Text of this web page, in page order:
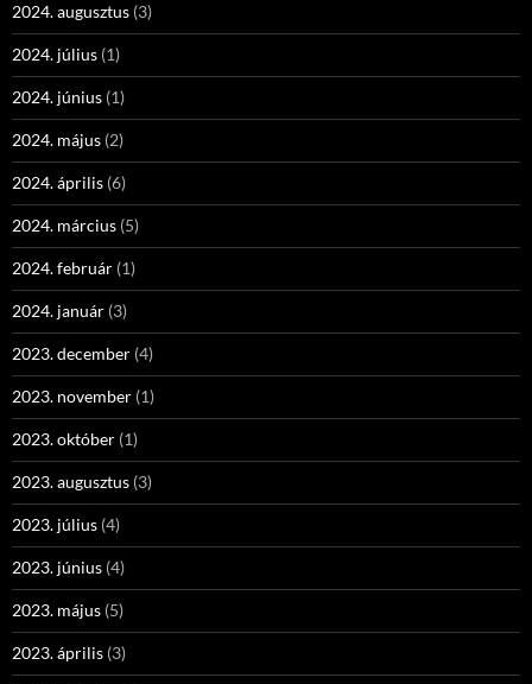
2024. augusztus (3)
2024. július (1)
2024. június (1)
2024. május (2)
2024. április (6)
2024. március (5)
2024. február (1)
2024. január (3)
2023. december (4)
2023. november (1)
2023. október (1)
2023. augusztus (3)
2023. július (4)
2023. június (4)
2023. május (5)
2023. április (3)